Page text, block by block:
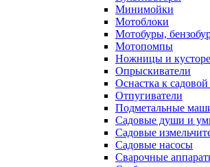
Минимойки
Мотоблоки
Мотобуры,
Мотопомпы
Ножницы и
Опрыскиватели
Оснастка к
Отпугиватели
Подметальные
Садовые души и
Садовые
Садовые насосы
Сварочные